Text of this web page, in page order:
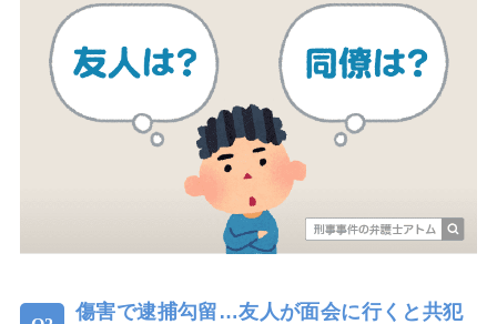
傷害で逮捕勾留…友人が面会に行くと共犯